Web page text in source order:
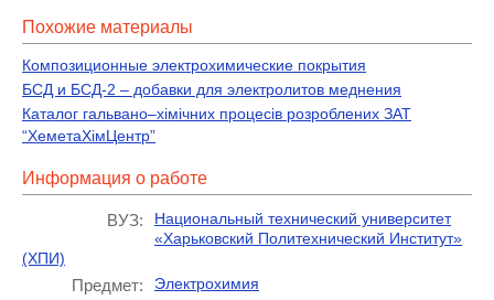
Похожие материалы
Композиционные электрохимические покрытия
БСД и БСД-2 – добавки для электролитов меднения
Каталог гальвано–хімічних процесів розроблених ЗАТ
“ХеметаХімЦентр”
Информация о работе
ВУЗ:
Национальный технический университет
«Харьковский Политехнический Институт»
(ХПИ)
Предмет: Электрохимия